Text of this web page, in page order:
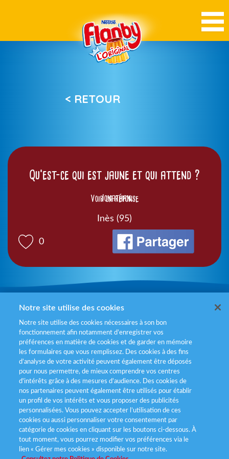
< RETOUR
Qu’est-ce qui est jaune et qui attend ?
Voir la réponse
Jonathan
0
Inès (95)
Mentions légales
Politiques de gestion des cookies
Politique données personnelles
Services consommateurs
Déclaration d’accessibilité
Notre site utilise des cookies
Notre site utilise des cookies nécessaires à son bon
fonctionnement afin notamment d’enregistrer vos
préférences en matière de cookies et de garder en mémoire
les formulaires que vous remplissez. Des cookies à des fins
d’analyse de votre activité peuvent également être déposés
pour nous permettre, de mieux comprendre vos centres
d'intérêts grâce à des mesures d’audience. Des cookies de
nos partenaires peuvent également être utilisés pour établir
un profil de vos intérêts et vous proposer des publicités
personnalisées. Vous pouvez accepter l’utilisation de ces
cookies ou aussi personnaliser votre consentement par
catégorie de cookies en cliquant sur les boutons ci-dessous. À
tout moment, vous pourrez modifier vos préférences via le
lien « Gérer mes cookies » disponible sur notre site.